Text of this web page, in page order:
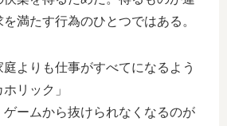
満たす行為のひとつではある。
よりも仕事がすべてになるよう
リック」
ームから抜けられなくなるのが